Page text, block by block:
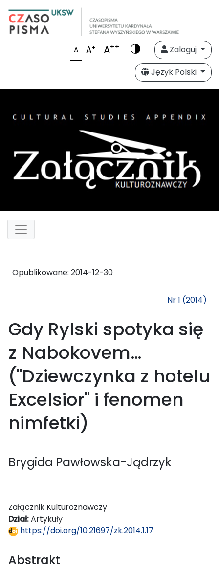
A A+ A++
Zaloguj
Język Polski
Opublikowane: 2014-12-30
Nr 1 (2014)
Gdy Rylski spotyka się
z Nabokovem…
("Dziewczynka z hotelu
Excelsior" i fenomen
nimfetki)
Brygida Pawłowska-Jądrzyk
Załącznik Kulturoznawczy
Dział:Artykuły
https://doi.org/10.21697/zk.2014.1.17
Abstrakt